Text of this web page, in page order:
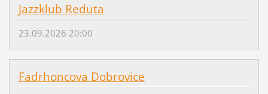
Jazzklub Reduta
23.09.2026 20:00
Fadrhoncova Dobrovice